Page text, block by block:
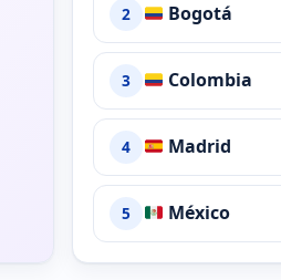
2 Bogotá
3 Colombia
4 Madrid
5 México